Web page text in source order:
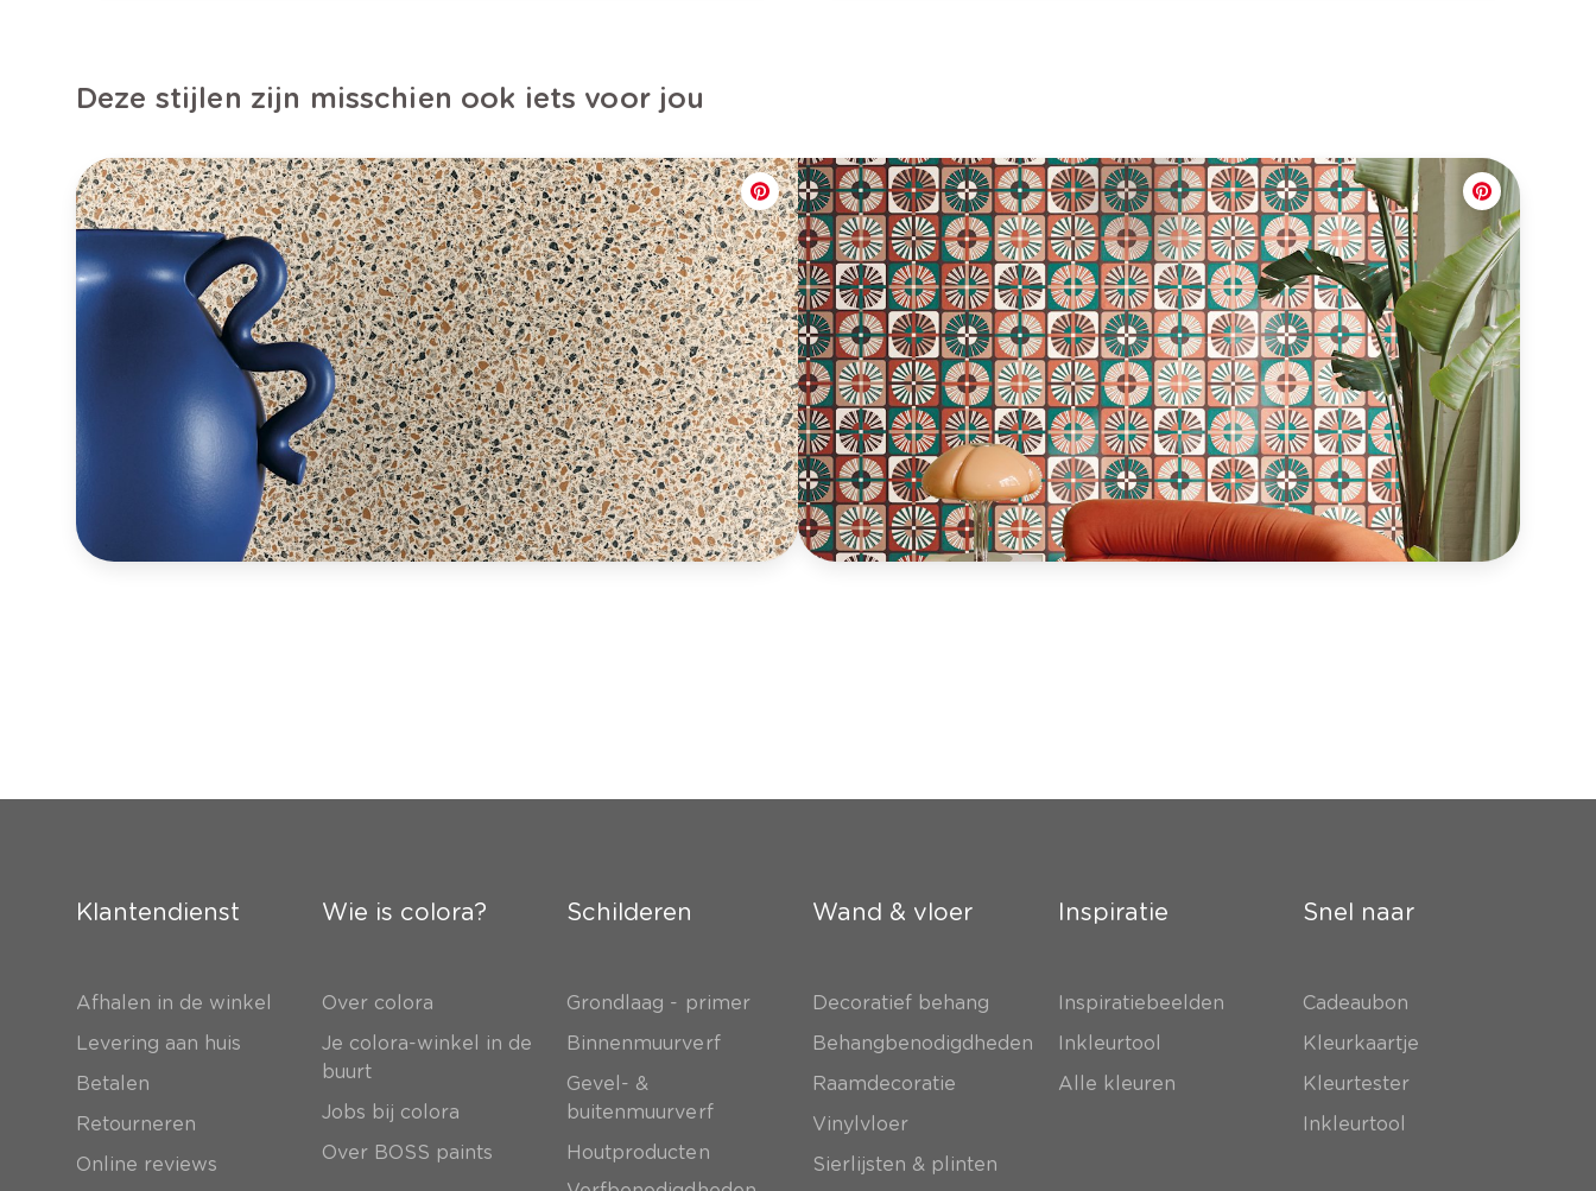
Deze stijlen zijn misschien ook iets voor jou
Klantendienst
Afhalen in de winkel
Levering aan huis
Betalen
Retourneren
Online reviews
Wie is colora?
Over colora
Je colora-winkel in de
buurt
Jobs bij colora
Over BOSS paints
Schilderen
Grondlaag - primer
Binnenmuurverf
Gevel- &
buitenmuurverf
Houtproducten
Wand & vloer
Decoratief behang
Behangbenodigdheden
Raamdecoratie
Vinylvloer
Sierlijsten & plinten
Inspiratie
Inspiratiebeelden
Inkleurtool
Alle kleuren
Snel naar
Cadeaubon
Kleurkaartje
Kleurtester
Inkleurtool